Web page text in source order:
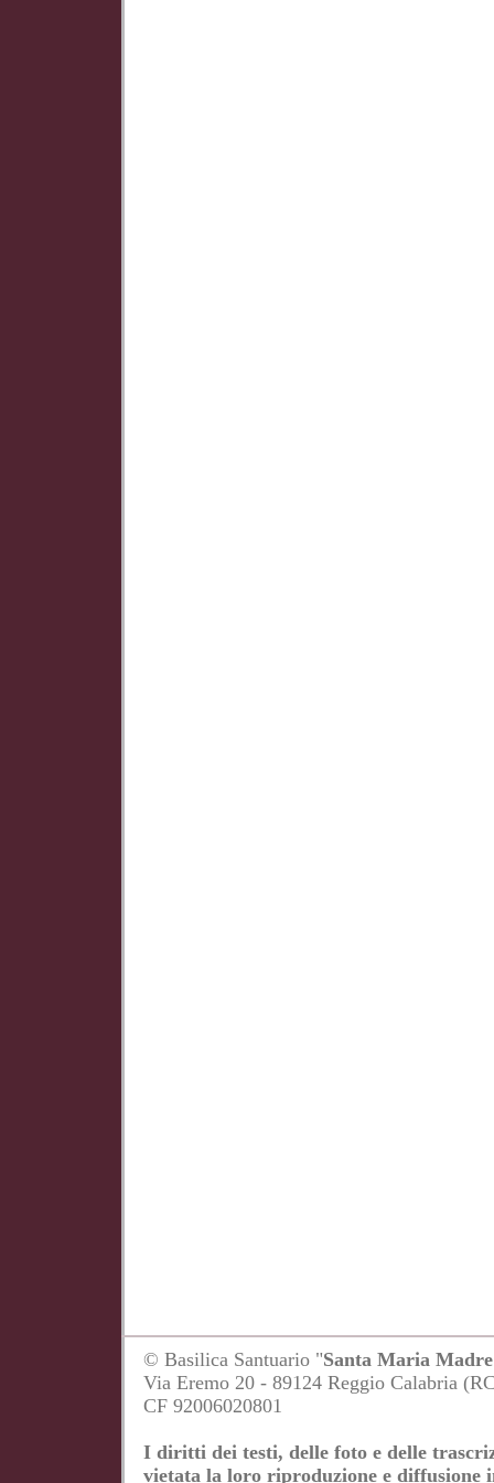
© Basilica Santuario "Santa Maria
Via Eremo 20 - 89124 Reggio Calabria
CF 92006020801
I diritti dei testi, delle foto e delle
vietata la loro riproduzione e diffusione